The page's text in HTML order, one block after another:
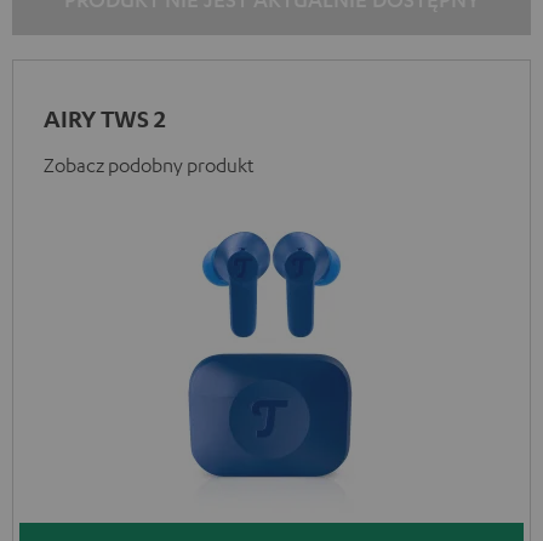
AIRY TWS 2
Zobacz podobny produkt